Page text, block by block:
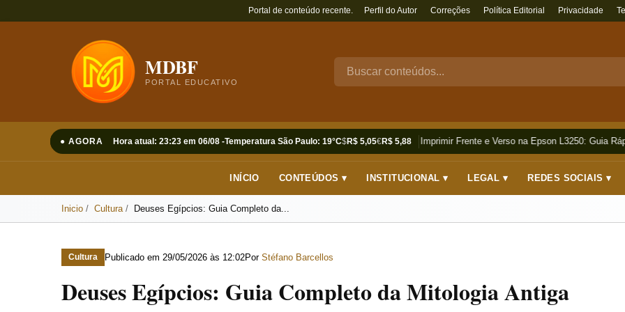
Portal de conteúdo recente. Perfil do Autor Correções Política Editorial Privacidade
MDBF
PORTAL EDUCATIVO
● AGORA Hora atual: 23:23 em 06/08 -Temperatura São Paulo: 19°C$R$ 5,05€R$ 5,88
Como Imprimir Frente e Verso na Epson L3250: Guia
INÍCIO CONTEÚDOS ▾ INSTITUCIONAL ▾ LEGAL ▾ REDES SOCIAIS ▾
Inicio Cultura Deuses Egípcios: Guia Completo da...
Cultura Publicado em 29/05/2026 às 12:02Por Stéfano Barcellos
Deuses Egípcios: Guia Completo da Mitologia Antiga